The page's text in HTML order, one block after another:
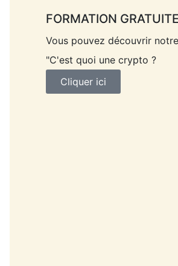
FORMATION GRATUITE
Vous pouvez découvrir
"C'est quoi une crypto ?
Cliquer ici